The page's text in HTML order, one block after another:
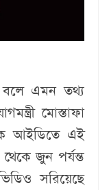
এমন তথ্য
মোস্তাফা
আইডিতে এই
জুন পর্যন্ত
সরিয়েছে